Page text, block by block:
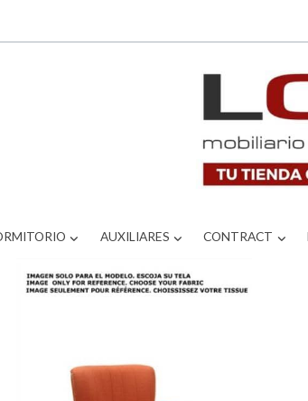
AUXILIARES CONTRACT